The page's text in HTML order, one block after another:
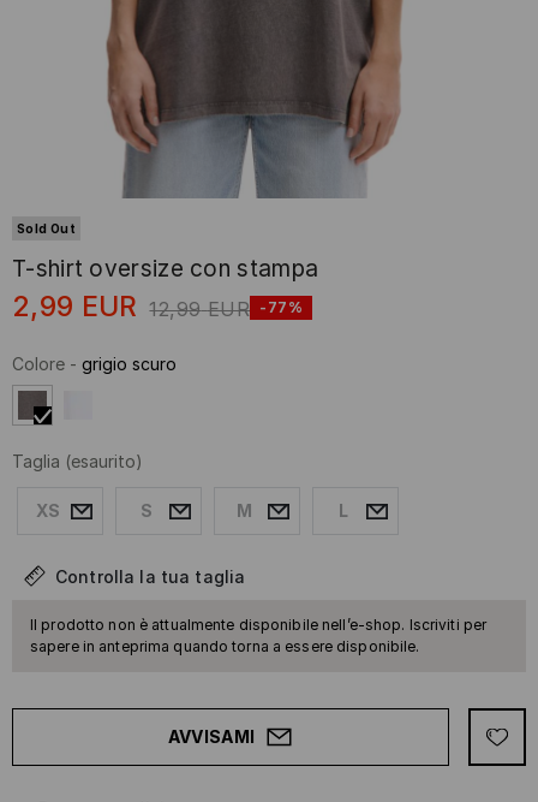
Sold Out
T-shirt oversize con stampa
2,99 EUR 12,99 EUR -77%
Colore - grigio scuro
Taglia (esaurito)
XS S M L
Controlla la tua taglia
Il prodotto non è attualmente disponibile nell’e-shop. Iscriviti per
sapere in anteprima quando torna a essere disponibile.
AVVISAMI